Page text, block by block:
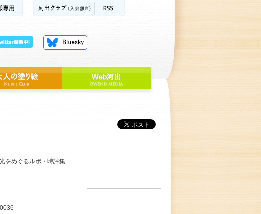
をめぐるルポ・時評集